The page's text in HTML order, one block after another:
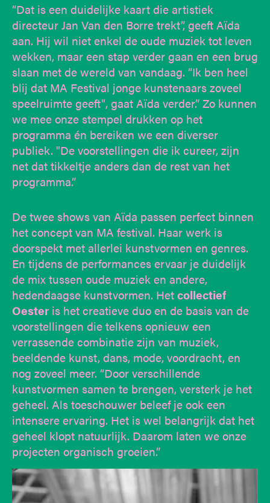
“Dat is een duidelijke kaart die artistiek
directeur Jan Van den Borre trekt”, geeft Aïda
aan. Hij wil niet enkel de oude muziek tot leven
wekken, maar een stap verder gaan en een brug
slaan met de wereld van vandaag. “Ik ben heel
blij dat MA Festival jonge kunstenaars zoveel
speelruimte geeft", gaat Aïda verder.” Zo kunnen
we mee onze stempel drukken op het
programma én bereiken we een diverser
publiek. "De voorstellingen die ik cureer, zijn
net dat tikkeltje anders dan de rest van het
programma.”
De twee shows van Aïda passen perfect binnen
het concept van MA festival. Haar werk is
doorspekt met allerlei kunstvormen en genres.
En tijdens de performances ervaar je duidelijk
de mix tussen oude muziek en andere,
hedendaagse kunstvormen. Hetcollectief
Oesteris het creatieve duo en de basis van de
voorstellingen die telkens opnieuw een
verrassende combinatie zijn van muziek,
beeldende kunst, dans, mode, voordracht, en
nog zoveel meer. “Door verschillende
kunstvormen samen te brengen, versterk je het
geheel. Als toeschouwer beleef je ook een
intensere ervaring. Het is wel belangrijk dat het
geheel klopt natuurlijk. Daarom laten we onze
projecten organisch groeien.”